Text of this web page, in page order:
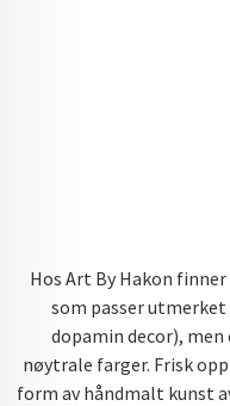
Hos Art By Hakon
som passer
dopamin decor),
nøytrale farger. Frisk
form av håndmalt kunst